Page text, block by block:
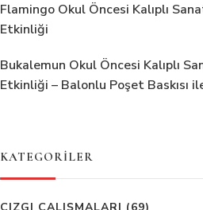
Flamingo Okul Öncesi Kalıplı
Etkinliği
Bukalemun Okul Öncesi Kalıplı
Etkinliği – Balonlu Poşet Baskısı
KATEGORİLER